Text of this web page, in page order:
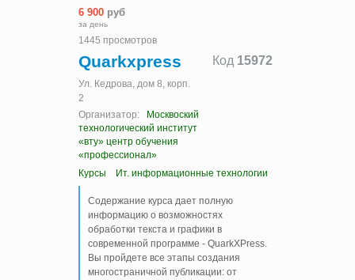
6 900 руб
за день
1445 просмотров
Код 15972
Quarkxpress
Ул. Кедрова, дом 8, корп.
2
Организатор:
Москвоский
технологический институт
«вту» центр обучения
«профессионал»
Курсы
Ит. информационные технологии
Содержание курса дает полную
информацию о возможностях
обработки текста и графики в
современной программе - QuarkXPress.
Вы пройдете все этапы создания
многостраничной публикации: от